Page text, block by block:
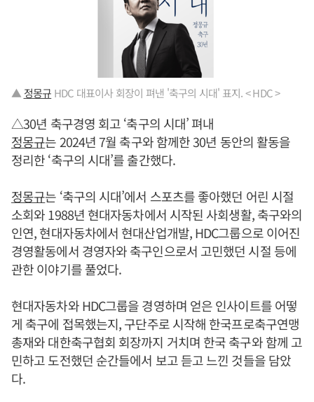
▲ 정몽규 HDC 대표이사 회장이 펴낸 '축구의 시대' 표지. < HDC >
△30년 축구경영 회고 ‘축구의 시대’ 펴내
정몽규는 2024년 7월 축구와 함께한 30년 동안의 활동을
정리한 ‘축구의 시대’를 출간했다.
정몽규는 ‘축구의 시대’에서 스포츠를 좋아했던 어린 시절
소회와 1988년 현대자동차에서 시작된 사회생활, 축구와의
인연, 현대자동차에서 현대산업개발, HDC그룹으로 이어진
경영활동에서 경영자와 축구인으로서 고민했던 시절 등에
관한 이야기를 풀었다.
현대자동차와 HDC그룹을 경영하며 얻은 인사이트를 어떻
게 축구에 접목했는지, 구단주로 시작해 한국프로축구연맹
총재와 대한축구협회 회장까지 거치며 한국 축구와 함께 고
민하고 도전했던 순간들에서 보고 듣고 느낀 것들을 담았
다.